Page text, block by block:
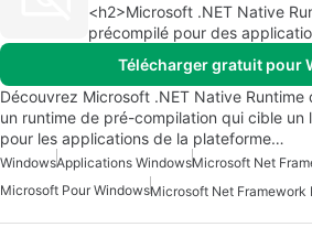
<h2>Microsoft .NET Native
précompilé pour des
Télécharger gratuit pour
Découvrez Microsoft .NET Native
un runtime de pré-compilation qui cible un
pour les applications de la plateforme…
WindowsApplications WindowsMicrosoft Net
Microsoft Pour Windows